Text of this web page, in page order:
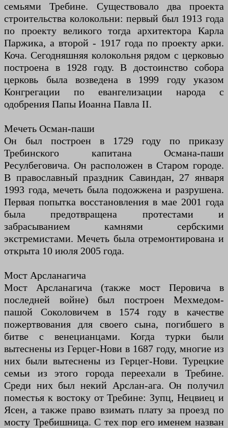
семьями Требине. Существовало два проекта
строительства колокольни: первый был 1913 года
по проекту великого тогда архитектора Карла
Паржика, а второй - 1917 года по проекту арки.
Коча. Сегодняшняя колокольня рядом с церковью
построена в 1928 году. В достоинство собора
церковь была возведена в 1999 году указом
Конгрегации по евангелизации народа с
одобрения Папы Иоанна Павла II.
Мечеть Осман-паши
Он был построен в 1729 году по приказу
Требинского капитана Османа-паши
Ресулбеговича. Он расположен в Старом городе.
В православный праздник Савиндан, 27 января
1993 года, мечеть была подожжена и разрушена.
Первая попытка восстановления в мае 2001 года
была предотвращена протестами и
забрасыванием камнями сербскими
экстремистами. Мечеть была отремонтирована и
открыта 10 июля 2005 года.
Мост Арсланагича
Мост Арсланагича (также мост Перовича в
последней войне) был построен Мехмедом-
пашой Соколовичем в 1574 году в качестве
пожертвования для своего сына, погибшего в
битве с венецианцами. Когда турки были
вытеснены из Герцег-Нови в 1687 году, многие из
них были вытеснены из Герцег-Нови. Турецкие
семьи из этого города переехали в Требине.
Среди них был некий Арслан-ага. Он получил
поместья к востоку от Требине: Зупц, Нецвиец и
Ясен, а также право взимать плату за проезд по
мосту Требишница. С тех пор его именем назван